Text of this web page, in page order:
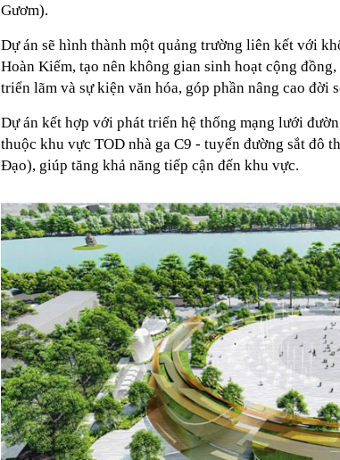
21:16
4 món ăn ngon mà nấu dễ từ "vua của
38 lần táo: Phụ nữ ăn đều sẽ tốt cho dạ
Gươm).
Dự án sẽ hình thành một quảng trường liên kết với
Hoàn Kiếm, tạo nên không gian sinh hoạt cộng
triển lãm và sự kiện văn hóa, góp phần nâng cao đời
Dự án kết hợp với phát triển hệ thống mạng lưới
thuộc khu vực TOD nhà ga C9 - tuyến đường sắt đô
Đạo), giúp tăng khả năng tiếp cận đến khu vực.